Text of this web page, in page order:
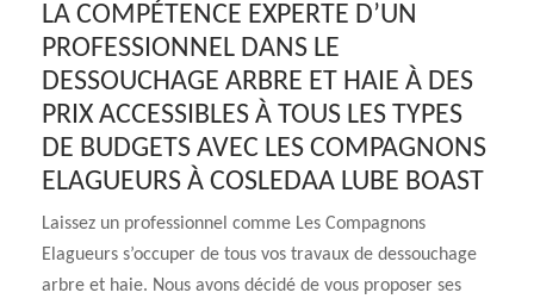
LA COMPÉTENCE EXPERTE D’UN
PROFESSIONNEL DANS LE
DESSOUCHAGE ARBRE ET HAIE À DES
PRIX ACCESSIBLES À TOUS LES TYPES
DE BUDGETS AVEC LES COMPAGNONS
ELAGUEURS À COSLEDAA LUBE BOAST
Laissez un professionnel comme Les Compagnons
Elagueurs s’occuper de tous vos travaux de dessouchage
arbre et haie. Nous avons décidé de vous proposer ses